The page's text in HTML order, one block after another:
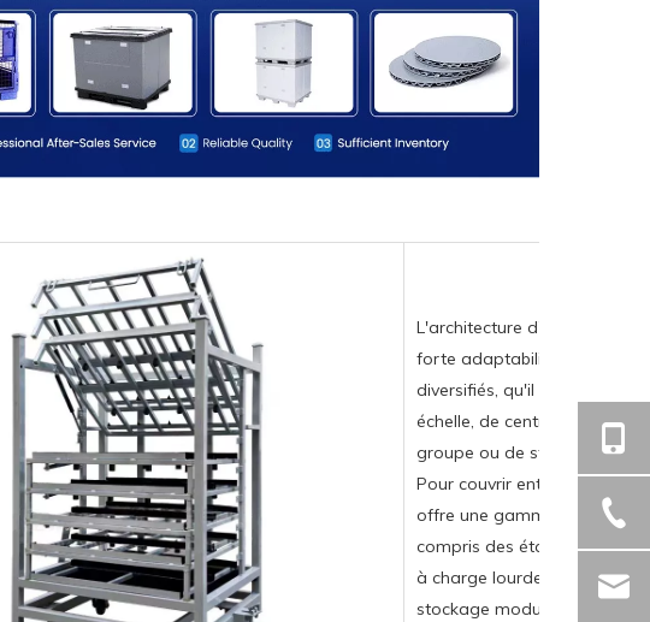
L'architecture
forte adaptabilité pour
diversifiés, qu'il s'agisse
échelle, de centres de
groupe ou de stations de
Pour couvrir entièrement
offre une gamme complète
compris des étagères
à charge lourde), des
stockage modulaire ou en